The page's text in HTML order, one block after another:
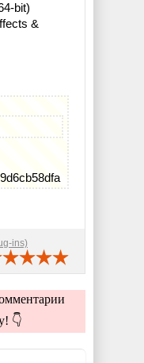
bit)
&
ins)
👇